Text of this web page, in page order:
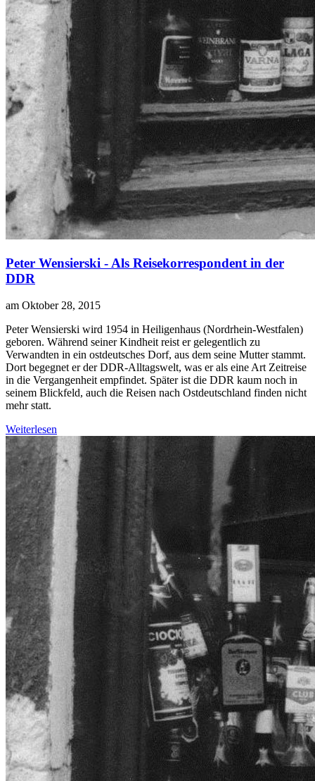
Peter Wensierski - Als Reisekorrespondent in der
DDR
am Oktober 28, 2015
Peter Wensierski wird 1954 in Heiligenhaus (Nordrhein-Westfalen)
geboren. Während seiner Kindheit reist er gelegentlich zu
Verwandten in ein ostdeutsches Dorf, aus dem seine Mutter stammt.
Dort begegnet er der DDR-Alltagswelt, was er als eine Art Zeitreise
in die Vergangenheit empfindet. Später ist die DDR kaum noch in
seinem Blickfeld, auch die Reisen nach Ostdeutschland finden nicht
mehr statt.
Weiterlesen